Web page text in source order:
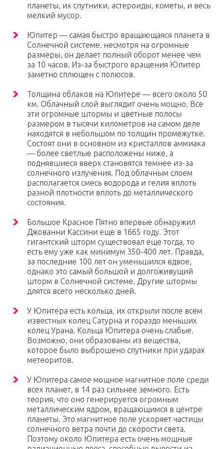
планеты, их спутники, астероиды, кометы, и весь
мелкий мусор.
Юпитер — самая быстро вращающаяся планета в
Солнечной системе. несмотря на огромные
размеры, он делает полный оборот менее чем
за 10 часов. Из-за быстрого вращения Юпитер
заметно сплющен с полюсов.
Толщина облаков на Юпитере — всего около 50
км. Облачный слой выглядит очень мощно. Все
эти огромные штормы и цветные полосы
размером в тысячи километров на самом деле
находятся в небольшом по толщин промежутке.
Состоят они в основном из кристаллов аммиака
— более светлые расположены ниже, а
поднявшиеся вверх становятся темнее из-за
солнечного излучения. Под облачным слоем
располагается смесь водорода и гелия вплоть
разной плотности вплоть до металлического
состояния.
Большое Красное Пятно впервые обнаружил
Джованни Кассини еще в 1665 году. Этот
гигантский шторм существовал еще тогда, то
есть ему уже как минимум 350-400 лет. Правда,
за последние 100 лет он уменьшился вдвое,
однако это самый большой и долгоживущий
шторм в Солнечной системе. Другие штормы
длятся всего несколько дней.
У Юпитера есть кольца, их открыли после всем
известных колец Сатурна и гораздо меньших
колец Урана. Кольца Юпитера очень слабые.
Возможно, они образованы из вещества,
которое было выброшено спутники при ударах
метеоритов.
У Юпитера самое мощное магнитное поле среди
всех планет, в 14 раз сильнее земного. Есть
теория, что оно генерируется огромным
металлическим ядром, вращающимся в центре
планеты. Это магнитное поле ускоряет частицы
солнечного ветра почти до скорости света.
Поэтому около Юпитера есть очень мощные